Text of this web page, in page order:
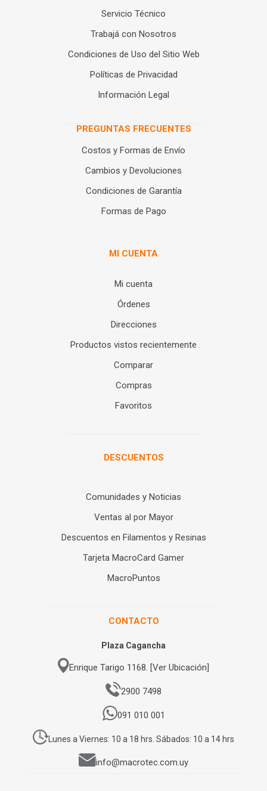
Servicio Técnico
Trabajá con Nosotros
Condiciones de Uso del Sitio Web
Políticas de Privacidad
Información Legal
PREGUNTAS FRECUENTES
Costos y Formas de Envío
Cambios y Devoluciones
Condiciones de Garantía
Formas de Pago
MI CUENTA
Mi cuenta
Órdenes
Direcciones
Productos vistos recientemente
Comparar
Compras
Favoritos
DESCUENTOS
Comunidades y Noticias
Ventas al por Mayor
Descuentos en Filamentos y Resinas
Tarjeta MacroCard Gamer
MacroPuntos
CONTACTO
Plaza Cagancha
Enrique Tarigo 1168. [Ver Ubicación]
2900 7498
091 010 001
Lunes a Viernes: 10 a 18 hrs. Sábados: 10 a 14 hrs
info@macrotec.com.uy